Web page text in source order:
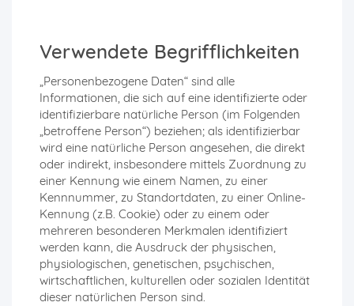
Verwendete Begrifflichkeiten
„Personenbezogene Daten“ sind alle
Informationen, die sich auf eine identifizierte oder
identifizierbare natürliche Person (im Folgenden
„betroffene Person“) beziehen; als identifizierbar
wird eine natürliche Person angesehen, die direkt
oder indirekt, insbesondere mittels Zuordnung zu
einer Kennung wie einem Namen, zu einer
Kennnummer, zu Standortdaten, zu einer Online-
Kennung (z.B. Cookie) oder zu einem oder
mehreren besonderen Merkmalen identifiziert
werden kann, die Ausdruck der physischen,
physiologischen, genetischen, psychischen,
wirtschaftlichen, kulturellen oder sozialen Identität
dieser natürlichen Person sind.